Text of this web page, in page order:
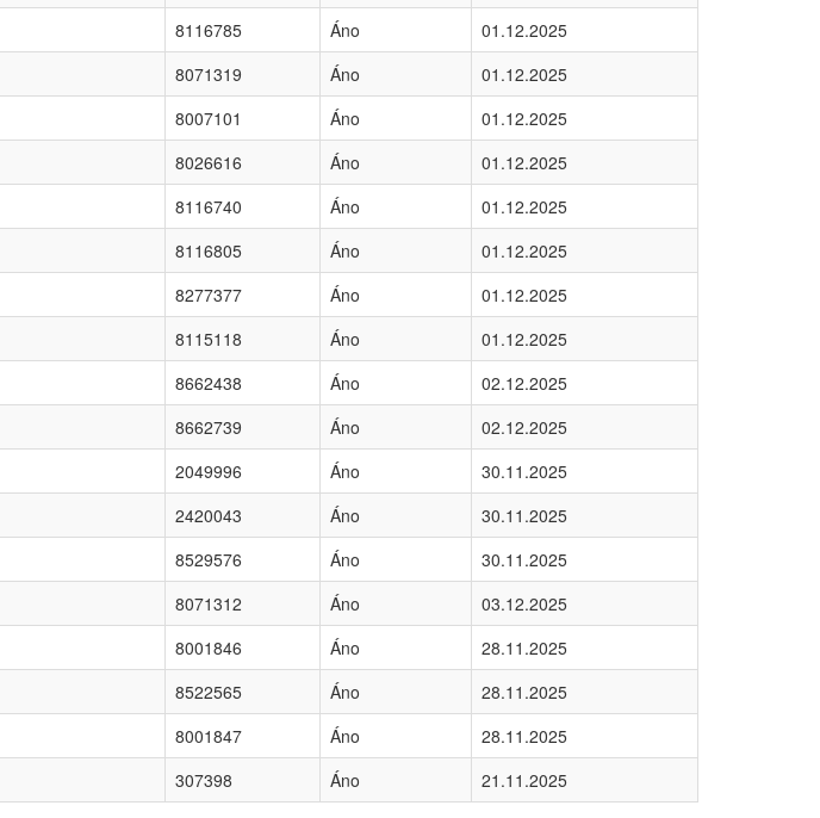
8116785 Áno
01.12.2025
8071319 Áno
01.12.2025
8007101 Áno
01.12.2025
8026616 Áno
01.12.2025
8116740 Áno
01.12.2025
8116805 Áno
01.12.2025
8277377 Áno
01.12.2025
8115118 Áno
01.12.2025
8662438 Áno
02.12.2025
8662739 Áno
02.12.2025
2049996 Áno
30.11.2025
2420043 Áno
30.11.2025
8529576 Áno
30.11.2025
8071312 Áno
03.12.2025
8001846 Áno
28.11.2025
8522565 Áno
28.11.2025
8001847 Áno
28.11.2025
307398 Áno 21.11.2025